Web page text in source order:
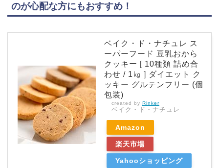
のが心配な方にもおすすめ！
ベイク・ド・ナチュレ ス
ーパーフード 豆乳おから
クッキー [ 10種類 詰め合
わせ / 1㎏ ] ダイエット ク
ッキー グルテンフリー (個
包装)
created by Rinker
ベイク・ド・ナチュレ
Amazon
楽天市場
Yahooショッピング